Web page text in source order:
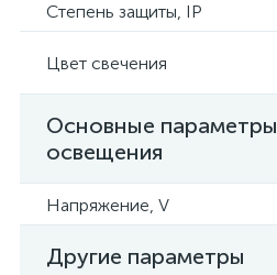
Степень защиты, IP
Цвет свечения
Основные параметры
освещения
Напряжение, V
Другие параметры